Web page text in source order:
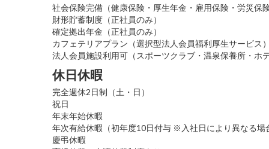
社会保険完備（健康保険・厚生年金・雇用保険・労災保険
財形貯蓄制度（正社員のみ）
確定拠出年金（正社員のみ）
カフェテリアプラン（選択型法人会員福利厚生サービス）
法人会員施設利用可（スポーツクラブ・温泉保養所・ホテ
休日休暇
完全週休2日制（土・日）
祝日
年末年始休暇
年次有給休暇（初年度10日付与 ※入社日により異なる場
慶弔休暇